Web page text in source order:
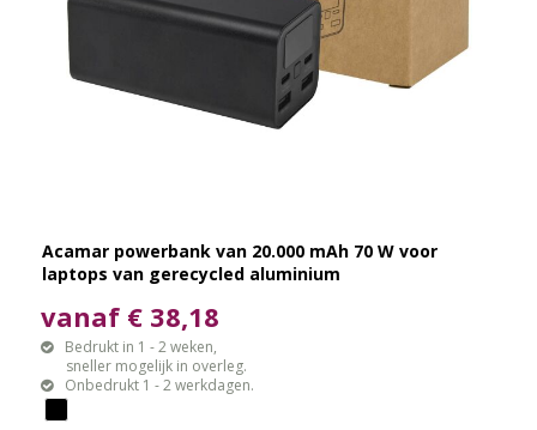
Acamar powerbank van 20.000 mAh 70 W voor
laptops van gerecycled aluminium
vanaf € 38,18
Bedrukt in 1 - 2 weken,
sneller mogelijk in overleg.
Onbedrukt 1 - 2 werkdagen.